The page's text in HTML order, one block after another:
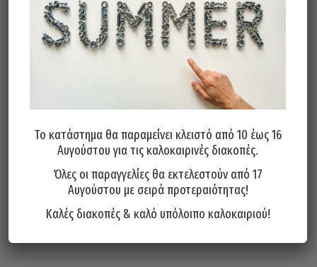
Ισχυρό, μόνιμο, αλλά και μη τοξικό
μελάνι.
Αδιάβροχος για ανεξίτηλη γραφή σε
σχεδόν όλες τις επιφάνειες π.χ. χαρτόνι,
μέταλλο, γυαλί, τσιμέντο, σκυρόδεμα,
ξύλο, κόντρα πλακέ, OSB, πλαστικό κ.α.
Το ενσωματωμένο καπάκι με κλιπ τσέπης
επιτρέπει την εύκολη μεταφορά και
αποθήκευση.
Επαναγεμιζόμενο.
Απαραίτητο αξεσουάρ στην εργαλειοθήκη
του κάθε τεχνίτη.
Το κατάστημα θα παραμείνει κλειστό από 10 έως 16
Αυγούστου για τις καλοκαιρινές διακοπές.
Όλες οι παραγγελίες θα εκτελεστούν από 17
Αυγούστου με σειρά προτεραιότητας!
Καλές διακοπές & καλό υπόλοιπο καλοκαιριού!